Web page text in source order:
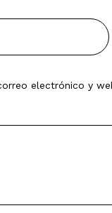
electrónico y